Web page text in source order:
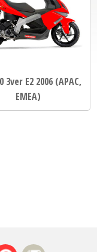
3ver E2 2006 (APAC,
EMEA)